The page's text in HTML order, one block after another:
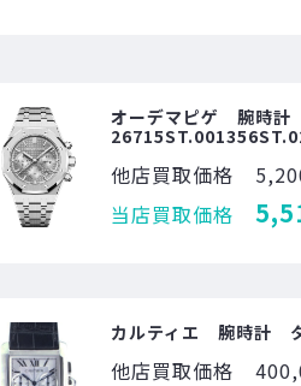
オーデマピゲ 腕時
他店買取価格
当店買取価格
カルティエ 腕時計
他店買取価格